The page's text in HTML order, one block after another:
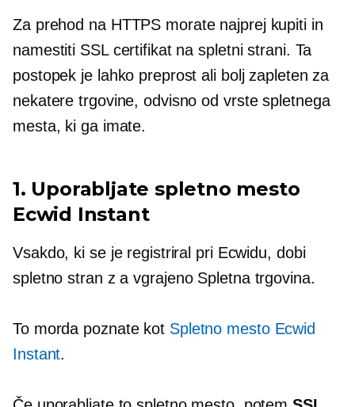
Za prehod na HTTPS morate najprej kupiti in
namestiti SSL certifikat na spletni strani. Ta
postopek je lahko preprost ali bolj zapleten za
nekatere trgovine, odvisno od vrste spletnega
mesta, ki ga imate.
1. Uporabljate spletno mesto
Ecwid Instant
Vsakdo, ki se je registriral pri Ecwidu, dobi
spletno stran z avgrajenoSpletna trgovina.
To morda poznate kot Spletno mesto Ecwid
Instant.